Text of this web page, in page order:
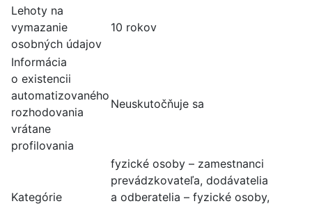
Lehoty na
vymazanie
osobných údajov
10 rokov
Informácia
o existencii
automatizovaného
rozhodovania
vrátane
profilovania
Neuskutočňuje sa
Kategórie
fyzické osoby – zamestnanci
prevádzkovateľa, dodávatelia
a odberatelia – fyzické osoby,